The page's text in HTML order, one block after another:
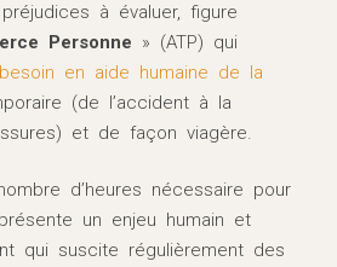
à évaluer, figure
Personne » (ATP) qui
en aide humaine de la
(de l’accident à la
et de façon viagère.
d’heures nécessaire pour
un enjeu humain et
qui suscite régulièrement des